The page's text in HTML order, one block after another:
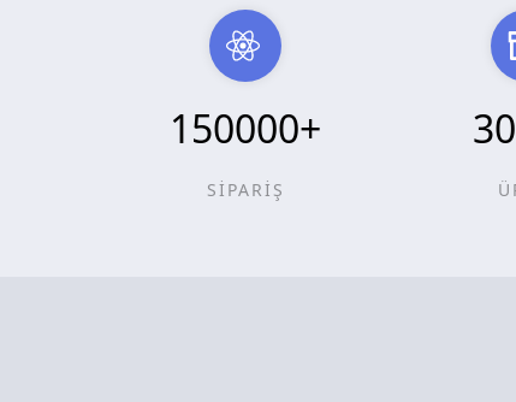
150000+
SİPARİŞ